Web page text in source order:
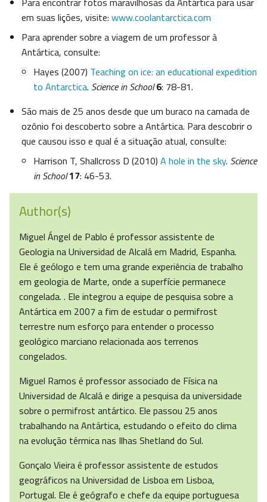
em suas lições, visite: www.coolantarctica.com
Para aprender sobre a viagem de um professor à
Antártica, consulte:
Hayes (2007) Teaching on ice: an educational expedition
to Antarctica. Science in School 6: 78-81.
São mais de 25 anos desde que um buraco na camada de
ozônio foi descoberto sobre a Antártica. Para descobrir o
que causou isso e qual é a situação atual, consulte:
Harrison T, Shallcross D (2010) A hole in the sky. Science
in School17: 46-53.
Author(s)
Miguel Ángel de Pablo é professor assistente de
Geologia na Universidad de Alcalá em Madrid, Espanha.
Ele é geólogo e tem uma grande experiência de trabalho
em geologia de Marte, onde a superfície permanece
congelada. . Ele integrou a equipe de pesquisa sobre a
Antártica em 2007 a fim de estudar o permifrost
terrestre num esforço para entender o processo
geológico marciano relacionada aos terrenos
congelados.
Miguel Ramos é professor associado de Física na
Universidad de Alcalá e dirige a pesquisa da universidade
sobre o permifrost antártico. Ele passou 25 anos
trabalhando na Antártica, estudando o efeito do clima
na evolução térmica nas Ilhas Shetland do Sul.
Gonçalo Vieira é professor assistente de estudos
geográficos na Universidad de Lisboa em Lisboa,
Portugal. Ele é geógrafo e chefe da equipe portuguesa